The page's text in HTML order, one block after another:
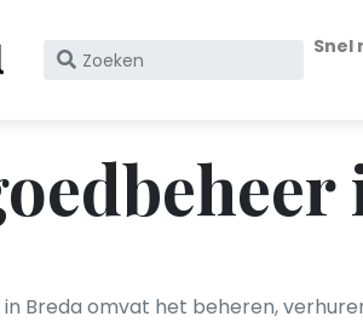
Zoek
KvK
nummer
Snel
Breda omvat het beheren,